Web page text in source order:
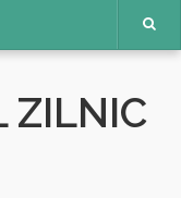
ZILNIC